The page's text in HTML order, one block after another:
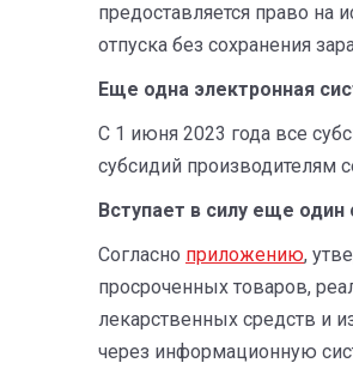
предоставляется право на
отпуска без сохранения
Еще одна электронная
С 1 июня 2023 года все
субсидий производителям
Вступает в силу еще
Согласно приложению,
просроченных товаров,
лекарственных средств и
через информационную